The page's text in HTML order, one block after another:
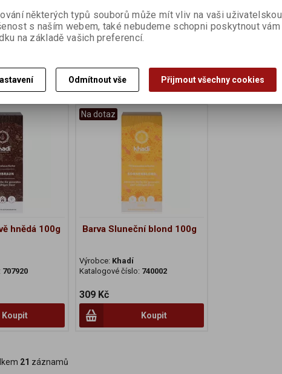
701095
Koupit
Výrobce:Khadí
Katalogové číslo: 740000
Koupit
Výrobce:Khadí
Katalogové číslo:
hnědá 100g
707920
Koupit
Na dotaz
Barva Sluneční blond 100g
Výrobce: Khadí
Katalogové číslo: 740002
309 Kč
Koupit
21 záznamů
některých typů souborů může mít vliv na vaši uživatelskou
s naším webem, také nebudeme schopni poskytnout vám
na základě vašich preferencí.
Odmítnout vše Přijmout všechny cookies